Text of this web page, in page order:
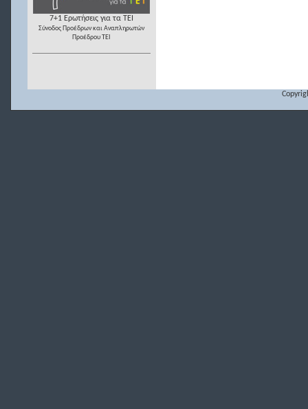
7+1 Ερωτήσεις για τα ΤΕΙ
Σύνοδος Προέδρων και Αναπληρωτών
Προέδρου ΤΕΙ